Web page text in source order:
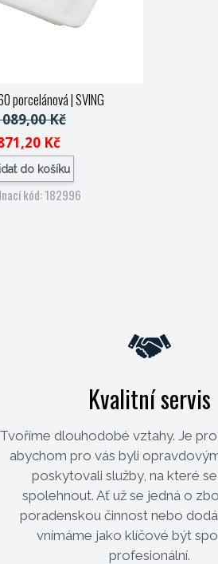
porcelánová| SVING
Kč
Kč
do košíku
kód: 182996
Kvalitní servis
Tvoříme dlouhodobé vztahy. Je
abychom pro vás byli
poskytovali služby, na které
spolehnout. Ať už se jedná o
poradenskou činnost nebo
vnímáme jako klíčové být
profesionální.